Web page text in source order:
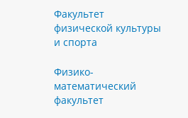
Факультет
физической культуры
и спорта
Физико-
математический
факультет